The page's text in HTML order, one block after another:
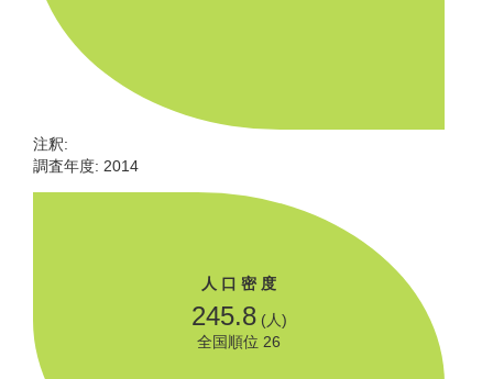
注釈:
調査年度: 2014
人 口 密 度
245.8(人)
全国順位 26